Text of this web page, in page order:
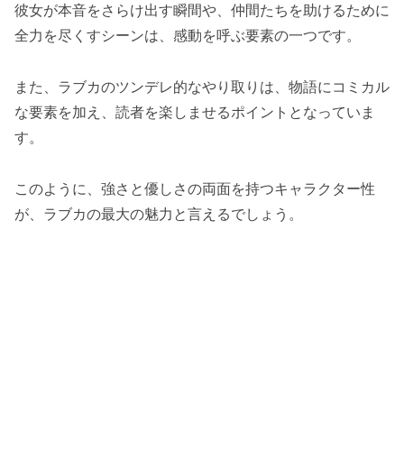
彼女が本音をさらけ出す瞬間や、仲間たちを助けるために
全力を尽くすシーンは、感動を呼ぶ要素の一つです。
また、ラブカのツンデレ的なやり取りは、物語にコミカル
な要素を加え、読者を楽しませるポイントとなっていま
す。
このように、強さと優しさの両面を持つキャラクター性
が、ラブカの最大の魅力と言えるでしょう。